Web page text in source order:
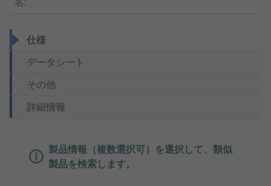
仕様
データシート
その他
詳細情報
製品情報（複数選択可）を選択して、類似
製品を検索します。